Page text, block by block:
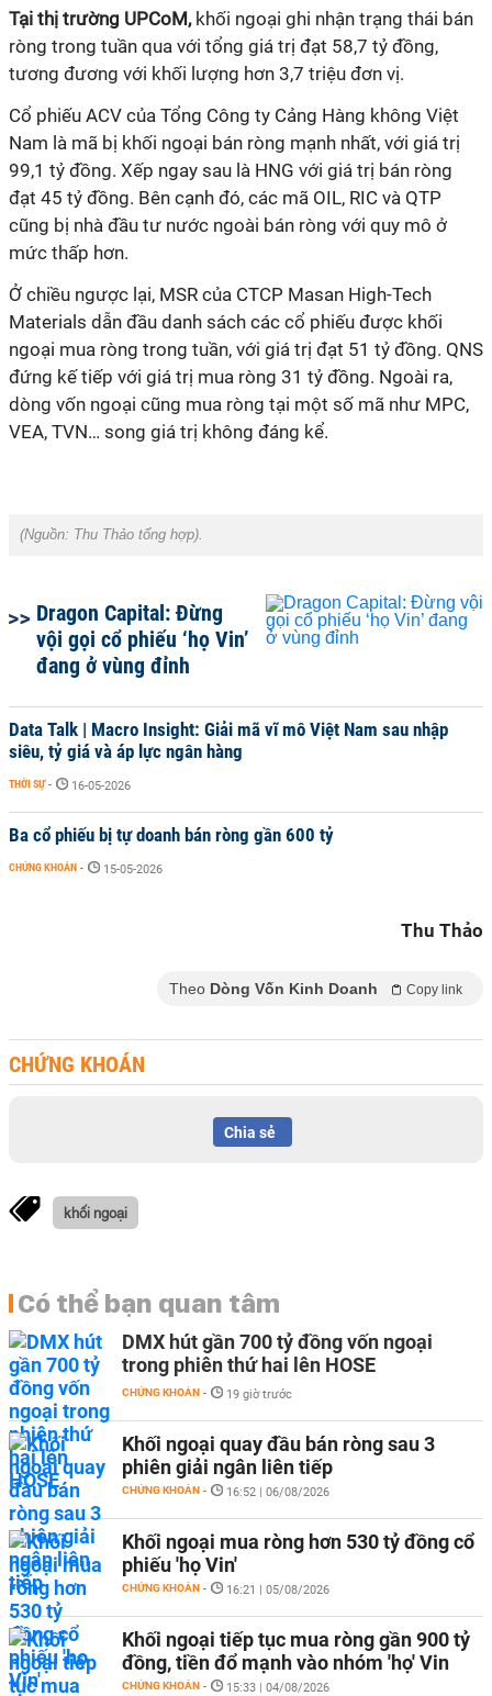
Tại thị trường UPCoM,khối ngoại ghi nhận trạng thái bán
ròng trong tuần qua với tổng giá trị đạt 58,7 tỷ đồng,
tương đương với khối lượng hơn 3,7 triệu đơn vị.
Cổ phiếu ACV của Tổng Công ty Cảng Hàng không Việt
Nam là mã bị khối ngoại bán ròng mạnh nhất, với giá trị
99,1 tỷ đồng. Xếp ngay sau là HNG với giá trị bán ròng
đạt 45 tỷ đồng. Bên cạnh đó, các mã OIL, RIC và QTP
cũng bị nhà đầu tư nước ngoài bán ròng với quy mô ở
mức thấp hơn.
Ở chiều ngược lại, MSR của CTCP Masan High-Tech
Materials dẫn đầu danh sách các cổ phiếu được khối
ngoại mua ròng trong tuần, với giá trị đạt 51 tỷ đồng. QNS
đứng kế tiếp với giá trị mua ròng 31 tỷ đồng. Ngoài ra,
dòng vốn ngoại cũng mua ròng tại một số mã như MPC,
VEA, TVN… song giá trị không đáng kể.
(Nguồn: Thu Thảo tổng hợp).
Dragon Capital: Đừng
vội gọi cổ phiếu ‘họ Vin’
đang ở vùng đỉnh
Data Talk | Macro Insight: Giải mã vĩ mô Việt Nam sau nhập
siêu, tỷ giá và áp lực ngân hàng
THỜI SỰ - 16-05-2026
Ba cổ phiếu bị tự doanh bán ròng gần 600 tỷ
CHỨNG KHOÁN - 15-05-2026
Thu Thảo
Theo Dòng Vốn Kinh Doanh Copy link
CHỨNG KHOÁN
Chia sẻ
khối ngoại
Có thể bạn quan tâm
DMX hút gần 700 tỷ đồng vốn ngoại
trong phiên thứ hai lên HOSE
CHỨNG KHOÁN - 19 giờ trước
Khối ngoại quay đầu bán ròng sau 3
phiên giải ngân liên tiếp
CHỨNG KHOÁN - 16:52 | 06/08/2026
Khối ngoại mua ròng hơn 530 tỷ đồng cổ
phiếu 'họ Vin'
CHỨNG KHOÁN - 16:21 | 05/08/2026
Khối ngoại tiếp tục mua ròng gần 900 tỷ
đồng, tiền đổ mạnh vào nhóm 'họ' Vin
CHỨNG KHOÁN - 15:33 | 04/08/2026